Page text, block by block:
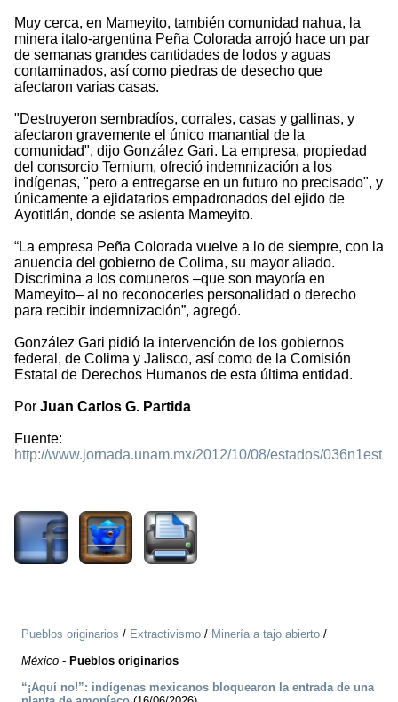
Muy cerca, en Mameyito, también comunidad nahua, la
minera italo-argentina Peña Colorada arrojó hace un par
de semanas grandes cantidades de lodos y aguas
contaminados, así como piedras de desecho que
afectaron varias casas.
"Destruyeron sembradíos, corrales, casas y gallinas, y
afectaron gravemente el único manantial de la
comunidad", dijo González Gari. La empresa, propiedad
del consorcio Ternium, ofreció indemnización a los
indígenas, "pero a entregarse en un futuro no precisado", y
únicamente a ejidatarios empadronados del ejido de
Ayotitlán, donde se asienta Mameyito.
“La empresa Peña Colorada vuelve a lo de siempre, con la
anuencia del gobierno de Colima, su mayor aliado.
Discrimina a los comuneros –que son mayoría en
Mameyito– al no reconocerles personalidad o derecho
para recibir indemnización”, agregó.
González Gari pidió la intervención de los gobiernos
federal, de Colima y Jalisco, así como de la Comisión
Estatal de Derechos Humanos de esta última entidad.
Por Juan Carlos G. Partida
Fuente:
http://www.jornada.unam.mx/2012/10/08/estados/036n1est
Pueblos originarios / Extractivismo / Minería a tajo abierto /
México - Pueblos originarios
“¡Aquí no!”: indígenas mexicanos bloquearon la entrada de una